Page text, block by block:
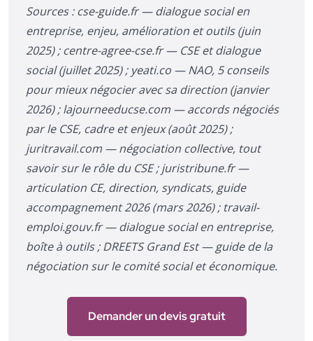
Sources : cse-guide.fr — dialogue social en
entreprise, enjeu, amélioration et outils (juin
2025) ; centre-agree-cse.fr — CSE et dialogue
social (juillet 2025) ; yeati.co — NAO, 5 conseils
pour mieux négocier avec sa direction (janvier
2026) ; lajourneeducse.com — accords négociés
par le CSE, cadre et enjeux (août 2025) ;
juritravail.com — négociation collective, tout
savoir sur le rôle du CSE ; juristribune.fr —
articulation CE, direction, syndicats, guide
accompagnement 2026 (mars 2026) ; travail-
emploi.gouv.fr — dialogue social en entreprise,
boîte à outils ; DREETS Grand Est — guide de la
négociation sur le comité social et économique.
Demander un devis gratuit